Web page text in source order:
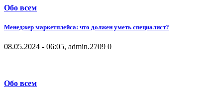
Обо всем
Менеджер маркетплейса: что должен уметь специалист?
08.05.2024 - 06:05, admin.2709 0
Обо всем